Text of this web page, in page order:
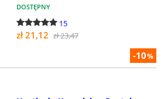
-10%
DOSTĘPNY
15
zł 21,12 zł 23,47